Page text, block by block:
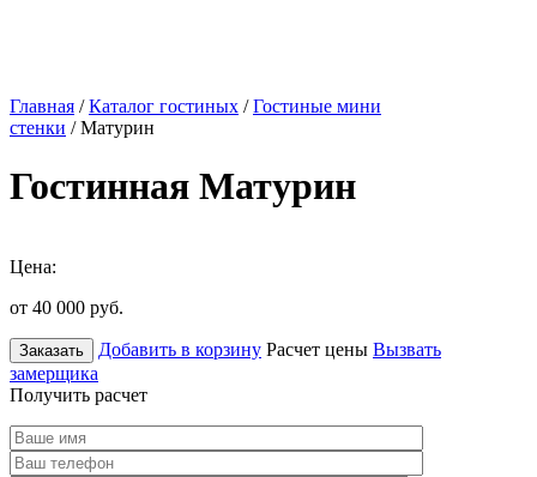
Главная /Каталог гостиных /Гостиные мини
стенки / Матурин
Гостинная Матурин
Цена:
от 40 000 руб.
Заказать Добавить в корзину Расчет цены Вызвать
замерщика
Получить расчет